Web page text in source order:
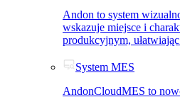
Andon to system
wskazuje miejsce i
produkcyjnym,
System MES
AndonCloudMES to